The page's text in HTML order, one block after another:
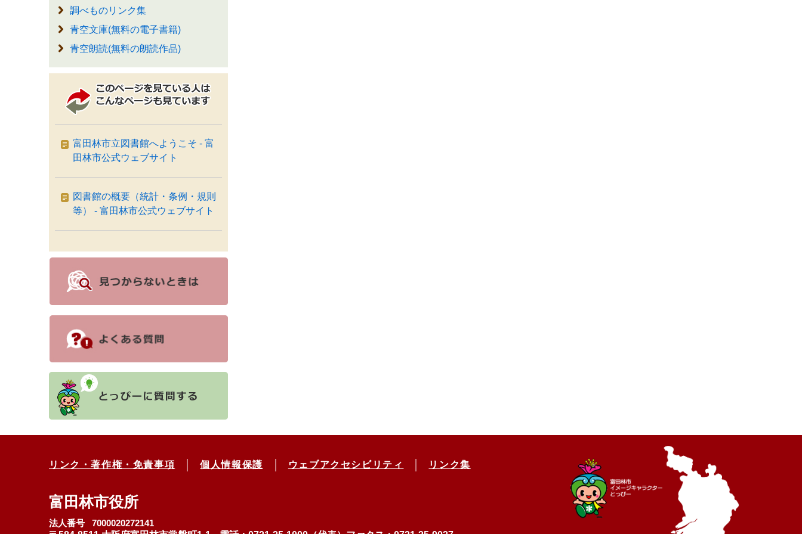
調べものリンク集
青空文庫(無料の電子書籍)
青空朗読(無料の朗読作品)
富田林市立図書館へようこそ - 富
田林市公式ウェブサイト
図書館の概要（統計・条例・規則
等） - 富田林市公式ウェブサイト
リンク・著作権・免責事項 個人情報保護 ウェブアクセシビリティ リンク集
富田林市役所
法人番号 7000020272141